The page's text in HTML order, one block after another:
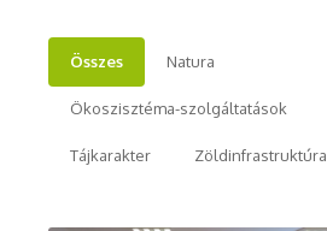
Összes Natura
Ökoszisztéma-szolgáltatások
Tájkarakter Zöldinfrastruktúra